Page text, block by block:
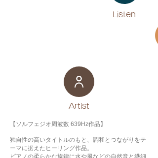
Listen​
​Artist
【ソルフェジオ周波数 639Hz作品】
独自性の高いタイトルのもと、調和とつながりをテ
ーマに据えたヒーリング作品。
ピアノの柔らかな旋律に水や風などの自然音と繊細